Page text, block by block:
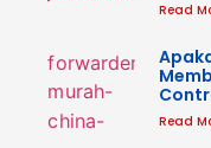
Read
Read